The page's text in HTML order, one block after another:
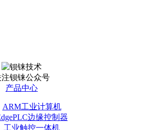
注钡铼公众号
产品中心
ARM工业计算机
边缘控制器
工业触控一体机